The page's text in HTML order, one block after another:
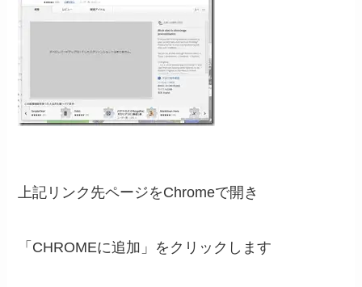
上記リンク先ページをChromeで開き
「CHROMEに追加」をクリックします